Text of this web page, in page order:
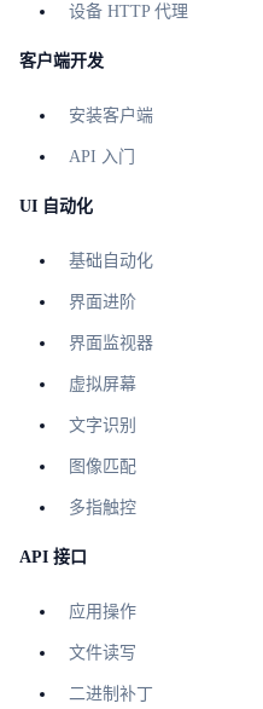
设备 HTTP 代理
客户端开发
安装客户端
API 入门
UI 自动化
基础自动化
界面进阶
界面监视器
虚拟屏幕
文字识别
图像匹配
多指触控
API 接口
应用操作
文件读写
二进制补丁